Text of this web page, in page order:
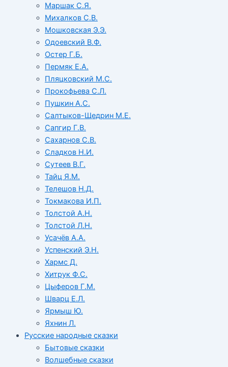
Маршак С.Я.
Михалков С.В.
Мошковская Э.Э.
Одоевский В.Ф.
Остер Г.Б.
Пермяк Е.А.
Пляцковский М.С.
Прокофьева С.Л.
Пушкин А.С.
Салтыков-Щедрин М.Е.
Сапгир Г.В.
Сахарнов С.В.
Сладков Н.И.
Сутеев В.Г.
Тайц Я.М.
Телешов Н.Д.
Токмакова И.П.
Толстой А.Н.
Толстой Л.Н.
Усачёв А.А.
Успенский Э.Н.
Хармс Д.
Хитрук Ф.С.
Цыферов Г.М.
Шварц Е.Л.
Ярмыш Ю.
Яхнин Л.
Русские народные сказки
Бытовые сказки
Волшебные сказки